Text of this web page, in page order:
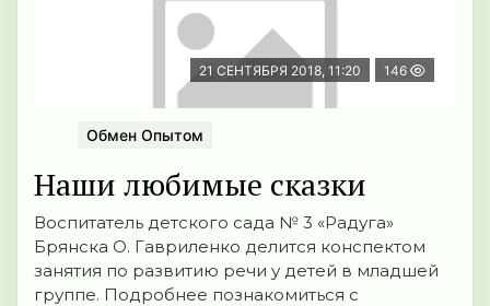
21 СЕНТЯБРЯ 2018, 11:20 146
Обмен Опытом
Наши любимые сказки
Воспитатель детского сада № 3 «Радуга»
Брянска О. Гавриленко делится конспектом
занятия по развитию речи у детей в младшей
группе. Подробнее познакомиться с